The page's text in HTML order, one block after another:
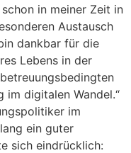
in meiner Zeit in
Austausch
dankbar für die
Lebens in der
im digitalen Wandel.“
im
ein guter
sich eindrücklich: